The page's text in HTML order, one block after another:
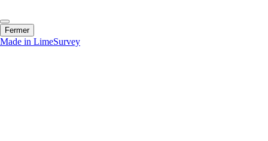
Fermer
Made in LimeSurvey